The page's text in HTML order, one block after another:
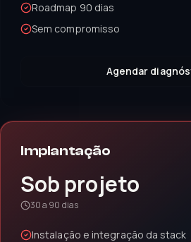
Roadmap 90 dias
Sem compromisso
Agendar
Implantação
Sob projeto
30 a 90 dias
Instalação e integração da stack